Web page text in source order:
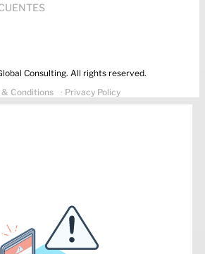
Consulting. All rights reserved.
& Conditions
· Privacy Policy